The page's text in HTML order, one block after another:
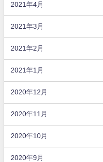
2021年4月
2021年3月
2021年2月
2021年1月
2020年12月
2020年11月
2020年10月
2020年9月